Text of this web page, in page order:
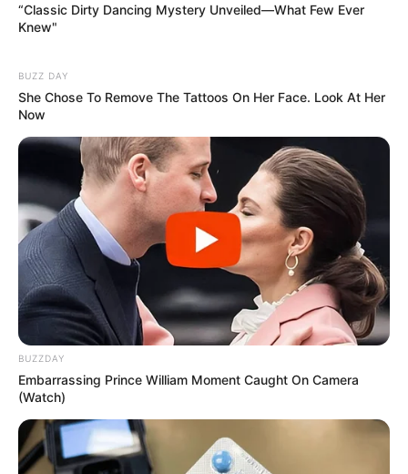
“Classic Dirty Dancing Mystery Unveiled—What Few Ever
Knew"
BUZZ DAY
She Chose To Remove The Tattoos On Her Face. Look At Her
Now
BUZZDAY
Embarrassing Prince William Moment Caught On Camera
(Watch)